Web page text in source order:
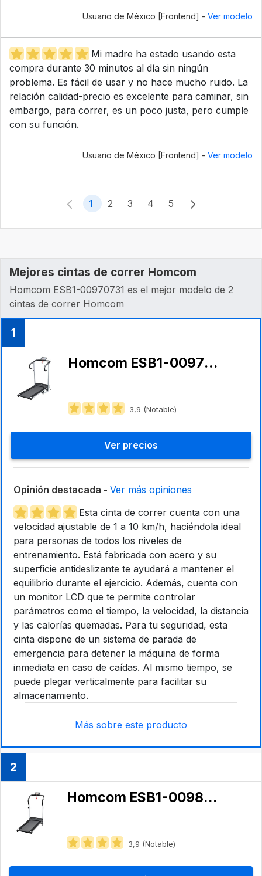
Usuario de México [Frontend] - Ver modelo
Mi madre ha estado usando esta
compra durante 30 minutos al día sin ningún
problema. Es fácil de usar y no hace mucho ruido. La
relación calidad-precio es excelente para caminar, sin
embargo, para correr, es un poco justa, pero cumple
con su función.
Usuario de México [Frontend] - Ver modelo
1 2 3 4 5
Mejores cintas de correr Homcom
Homcom ESB1-00970731 es el mejor modelo de 2
cintas de correr Homcom
1
Homcom ESB1-00970731
3,9 (Notable)
Ver precios
Opinión destacada - Ver más opiniones
Esta cinta de correr cuenta con una
velocidad ajustable de 1 a 10 km/h, haciéndola ideal
para personas de todos los niveles de
entrenamiento. Está fabricada con acero y su
superficie antideslizante te ayudará a mantener el
equilibrio durante el ejercicio. Además, cuenta con
un monitor LCD que te permite controlar
parámetros como el tiempo, la velocidad, la distancia
y las calorías quemadas. Para tu seguridad, esta
cinta dispone de un sistema de parada de
emergencia para detener la máquina de forma
inmediata en caso de caídas. Al mismo tiempo, se
puede plegar verticalmente para facilitar su
almacenamiento.
Más sobre este producto
2
Homcom ESB1-00980731
3,9 (Notable)